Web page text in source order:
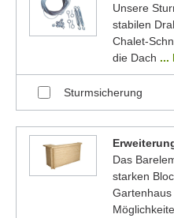
Unsere
stabilen
Chalet-
die Dach ...
Sturmsicherung
Das
starken